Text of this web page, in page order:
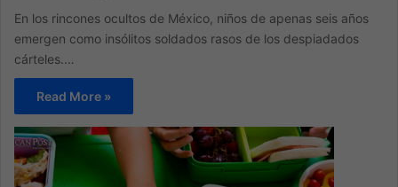
En los rincones ocultos de México, niños de apenas seis años
emergen como insólitos soldados rasos de los despiadados
cárteles.…
Read More »